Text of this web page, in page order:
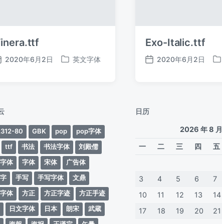
2020年6月2日
发
英文字体
Exo-Italic.ttf
发
2020年6月2日
发
80 GBK pop
pop字体
ttf
书法 书法字体
刘殿儒
体
字体 宋体
广告体
手写 手写字体
文鼎
体
方正 方正字迹
方正手迹
日文字体 日本 朗宋
武蔵
日历
2026 年 8 月
一
二 三 四 五
3
4 5 6 7
10
11 12 13 14
17
18 19 20 21